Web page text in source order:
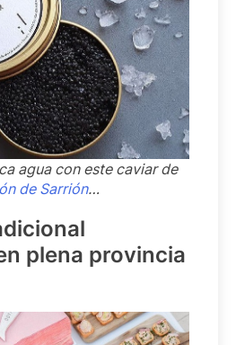
agua con este caviar de
de Sarrión…
plena provincia